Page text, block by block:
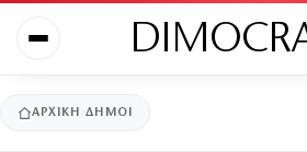
ΑΡΧΙΚΉ ΔΗΜΟΙ